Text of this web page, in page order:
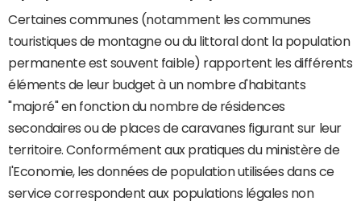
Certaines communes (notamment les communes
touristiques de montagne ou du littoral dont la population
permanente est souvent faible) rapportent les différents
éléments de leur budget à un nombre d'habitants
"majoré" en fonction du nombre de résidences
secondaires ou de places de caravanes figurant sur leur
territoire. Conformément aux pratiques du ministère de
l'Economie, les données de population utilisées dans ce
service correspondent aux populations légales non